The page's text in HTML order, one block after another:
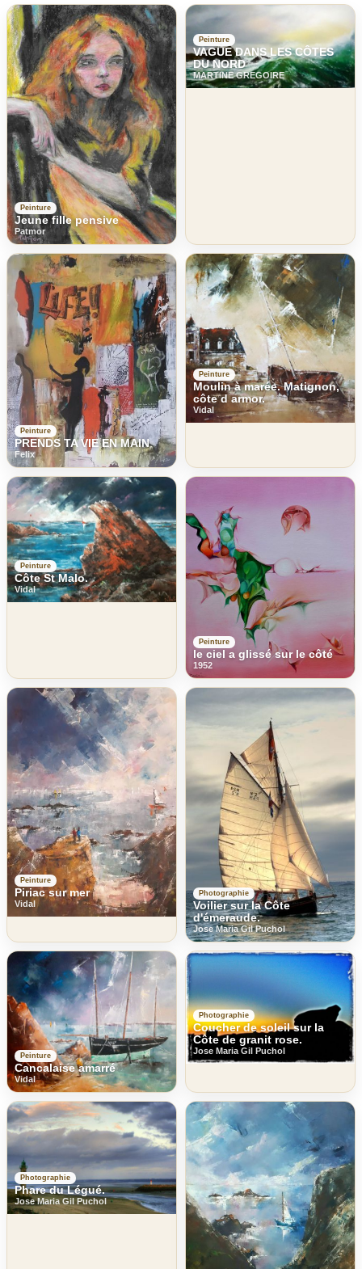
Peinture
Jeune fille pensive
Patmor
Peinture
VAGUE DANS LES CÔTES
DU NORD
MARTINE GREGOIRE
Peinture
PRENDS TA VIE EN MAIN
Felix
Peinture
Moulin à marée. Matignon,
côte d armor.
Vidal
Peinture
Côte St Malo.
Vidal
Peinture
le ciel a glissé sur le côté
1952
Peinture
Piriac sur mer
Vidal
Photographie
Voilier sur la Côte
d'émeraude.
Jose Maria Gil Puchol
Peinture
Cancalaise amarré
Vidal
Photographie
Coucher de soleil sur la
Côte de granit rose.
Jose Maria Gil Puchol
Photographie
Phare du Légué.
Jose Maria Gil Puchol